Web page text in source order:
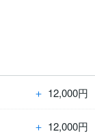
＋ 12,000円
＋ 12,000円